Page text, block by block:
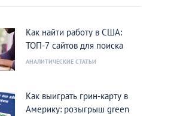
Как найти работу в США:
ТОП-7 сайтов для поиска
АНАЛИТИЧЕСКИЕ СТАТЬИ
Как выиграть грин-карту в
Америку: розыгрыш green